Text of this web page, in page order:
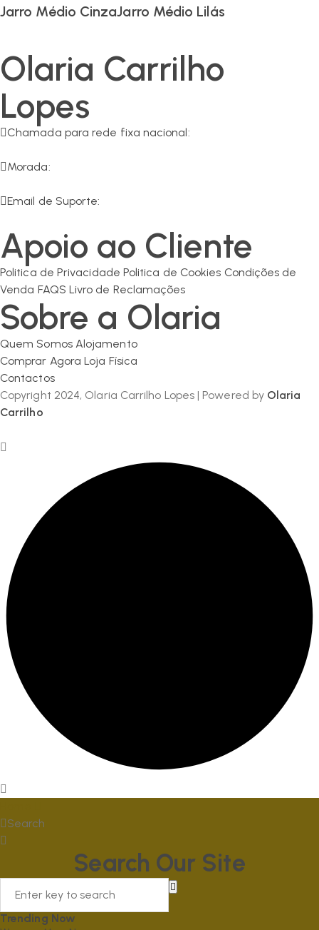
Jarro Médio CinzaJarro Médio Lilás
Olaria Carrilho
Lopes
Chamada para rede fixa nacional:
Morada:
Email de Suporte:
Apoio ao Cliente
Politica de Privacidade Politica de Cookies Condições de
Venda FAQS Livro de Reclamações
Sobre a Olaria
Quem Somos Alojamento
Comprar Agora Loja Física
Contactos
Copyright 2024, Olaria Carrilho Lopes | Powered by Olaria
Carrilho
Search
Search Our Site
Trending Now